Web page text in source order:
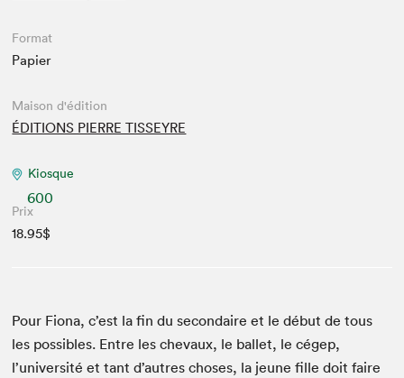
Format
Papier
Maison d'édition
ÉDITIONS PIERRE TISSEYRE
Kiosque
600
Prix
18.95$
Pour Fiona, c’est la fin du sec­ondaire et le début de tous
les pos­si­bles. Entre les chevaux, le bal­let, le cégep,
l’université et tant d’autres choses, la jeune fille doit faire